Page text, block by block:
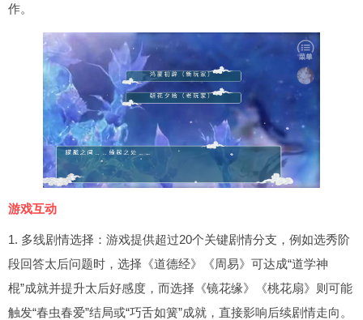
作。
游戏互动
1. 多线剧情选择：游戏提供超过20个关键剧情分支，例如选秀阶
段回答太后问题时，选择《道德经》《周易》可达成“道学神
棍”成就并提升太后好感度，而选择《镜花缘》《桃花扇》则可能
触发“春虫春爱”结局或“巧舌如簧”成就，直接影响后续剧情走向。